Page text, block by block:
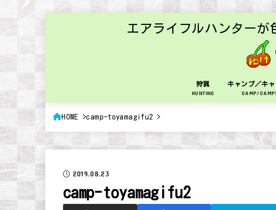
エアライフルハンターが
狩猟
HUNTING
キャンプ／キ
CAMP/
HOME camp-toyamagifu2
2019.08.23
camp-toyamagifu2